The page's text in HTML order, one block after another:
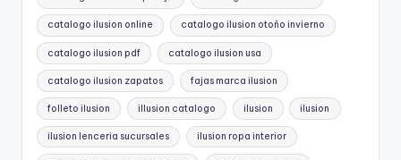
catalogo ilusion online catalogo ilusion otoño invierno
catalogo ilusion pdf catalogo ilusion usa
catalogo ilusion zapatos fajas marca ilusion
folleto ilusion illusion catalogo ilusion ilusion
ilusion lenceria sucursales ilusion ropa interior